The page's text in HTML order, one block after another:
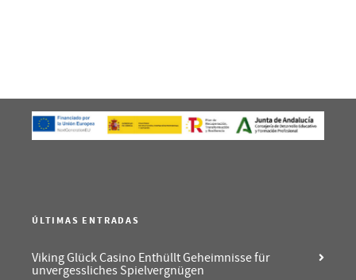
ÚLTIMAS ENTRADAS
Viking Glück Casino Enthüllt Geheimnisse für
unvergessliches Spielvergnügen